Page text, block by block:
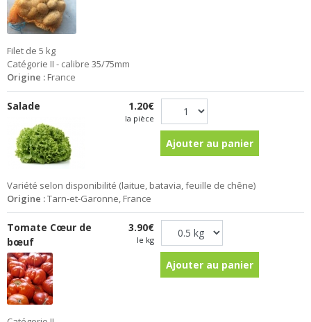
Filet de 5 kg
Catégorie II - calibre 35/75mm
Origine : France
Salade 1.20€
la pièce
Ajouter au panier
Variété selon disponibilité (laitue, batavia, feuille de chêne)
Origine :Tarn-et-Garonne, France
Tomate Cœur de
bœuf
3.90€
le kg
Ajouter au panier